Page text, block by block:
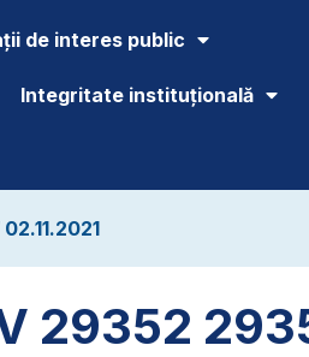
de interes public
Integritate instituțională
29352